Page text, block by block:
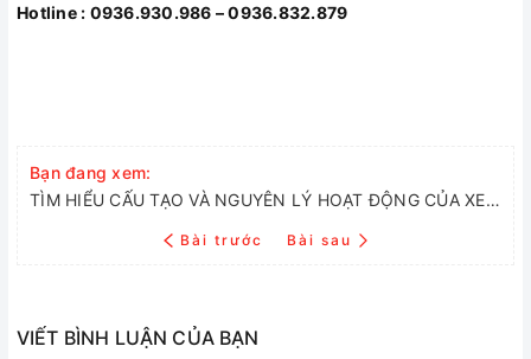
Hotline : 0936.930.986 – 0936.832.879
Bạn đang xem:
TÌM HIỂU CẤU TẠO VÀ NGUYÊN LÝ HOẠT ĐỘNG CỦA XE ĐẠP ĐIỆN
Bài trước Bài sau
VIẾT BÌNH LUẬN CỦA BẠN